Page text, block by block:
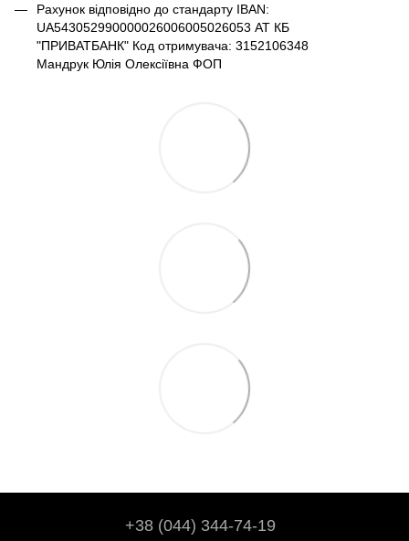
Рахунок відповідно до стандарту IBAN:
UA543052990000026006005026053 АТ КБ
"ПРИВАТБАНК" Код отримувача: 3152106348
Мандрук Юлія Олексіївна ФОП
+38 (044) 344-74-19